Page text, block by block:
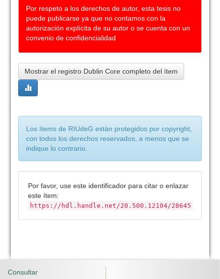
Por respeto a los derechos de autor, esta tesis no
puede publicarse ya que no contamos con la
autorización explícita de su autor o se cuenta con un
convenio de confidencialidad
Mostrar el registro Dublin Core completo del ítem
Los ítems de RIUdeG están protegidos por copyright,
con todos los derechos reservados, a menos que se
indique lo contrario.
Por favor, use este identificador para citar o enlazar
este ítem:
https://hdl.handle.net/20.500.12104/28645
Consultar